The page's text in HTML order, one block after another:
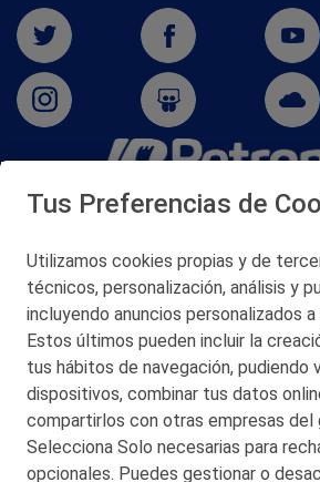
San Martín 5-Edificio
© 2026 Petronor S.A.
CONTACTO
MAPA WEB
Tus Preferencias de
Utilizamos cookies propias y de
técnicos, personalización, análisis y
incluyendo anuncios personalizados
Estos últimos pueden incluir la
tus hábitos de navegación, pudiendo
dispositivos, combinar tus datos
compartirlos con otras empresas del
Selecciona Solo necesarias para
opcionales. Puedes gestionar o